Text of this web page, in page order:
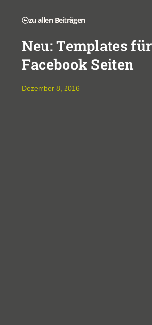
zu allen Beiträgen
Neu: Templates für
Facebook Seiten
Dezember 8, 2016